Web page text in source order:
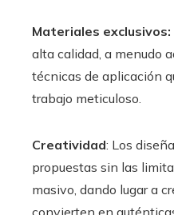
Materiales exclusivos:
alta calidad, a menudo
técnicas de aplicación
trabajo meticuloso.
Creatividad: Los
propuestas sin las
masivo, dando lugar a
convierten en